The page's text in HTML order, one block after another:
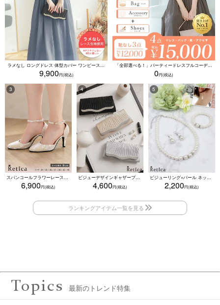
ラメなし ロングドレス 体型カバー ワンピース 敏感肌対応 結婚式 二次会 お呼ばれ 大人 上品 (Sサイズ～5Lサイズ)
9,900
「全部選べる！」パーティードレスフルコーデセット (ドレス1点＋バッグ1点＋アクセ1点+靴1足/4点15000円(税込)/靴なしで12000円(税込))
0
スパンコールフラワーレースアンクルストラップハイヒールセパレートパンプス (ベージュ)
6,900
ビジューデザインギャザープリーツ入り2wayバッグ(ベージュ/シルバー/ブラック)
4,600
ビジューリング×パール ネックレス・ブレスレット・ピアス 3点セット（ホワイト）
2,200
Topics 最新のトレンド特集